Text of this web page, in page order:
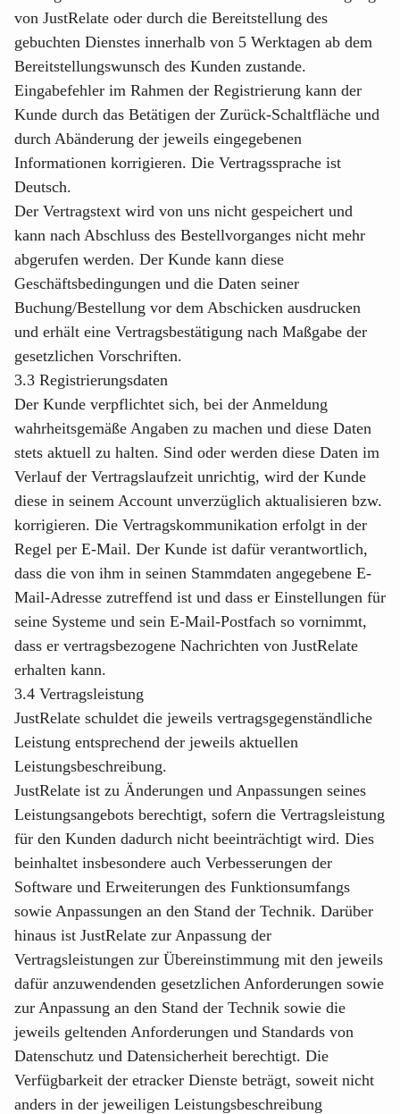
von JustRelate oder durch die Bereitstellung des
gebuchten Dienstes innerhalb von 5 Werktagen ab dem
Bereitstellungswunsch des Kunden zustande.
Eingabefehler im Rahmen der Registrierung kann der
Kunde durch das Betätigen der Zurück-Schaltfläche und
durch Abänderung der jeweils eingegebenen
Informationen korrigieren. Die Vertragssprache ist
Deutsch.
Der Vertragstext wird von uns nicht gespeichert und
kann nach Abschluss des Bestellvorganges nicht mehr
abgerufen werden. Der Kunde kann diese
Geschäftsbedingungen und die Daten seiner
Buchung/Bestellung vor dem Abschicken ausdrucken
und erhält eine Vertragsbestätigung nach Maßgabe der
gesetzlichen Vorschriften.
3.3 Registrierungsdaten
Der Kunde verpflichtet sich, bei der Anmeldung
wahrheitsgemäße Angaben zu machen und diese Daten
stets aktuell zu halten. Sind oder werden diese Daten im
Verlauf der Vertragslaufzeit unrichtig, wird der Kunde
diese in seinem Account unverzüglich aktualisieren bzw.
korrigieren. Die Vertragskommunikation erfolgt in der
Regel per E-Mail. Der Kunde ist dafür verantwortlich,
dass die von ihm in seinen Stammdaten angegebene E-
Mail-Adresse zutreffend ist und dass er Einstellungen für
seine Systeme und sein E-Mail-Postfach so vornimmt,
dass er vertragsbezogene Nachrichten von JustRelate
erhalten kann.
3.4 Vertragsleistung
JustRelate schuldet die jeweils vertragsgegenständliche
Leistung entsprechend der jeweils aktuellen
Leistungsbeschreibung.
JustRelate ist zu Änderungen und Anpassungen seines
Leistungsangebots berechtigt, sofern die Vertragsleistung
für den Kunden dadurch nicht beeinträchtigt wird. Dies
beinhaltet insbesondere auch Verbesserungen der
Software und Erweiterungen des Funktionsumfangs
sowie Anpassungen an den Stand der Technik. Darüber
hinaus ist JustRelate zur Anpassung der
Vertragsleistungen zur Übereinstimmung mit den jeweils
dafür anzuwendenden gesetzlichen Anforderungen sowie
zur Anpassung an den Stand der Technik sowie die
jeweils geltenden Anforderungen und Standards von
Datenschutz und Datensicherheit berechtigt. Die
Verfügbarkeit der etracker Dienste beträgt, soweit nicht
anders in der jeweiligen Leistungsbeschreibung